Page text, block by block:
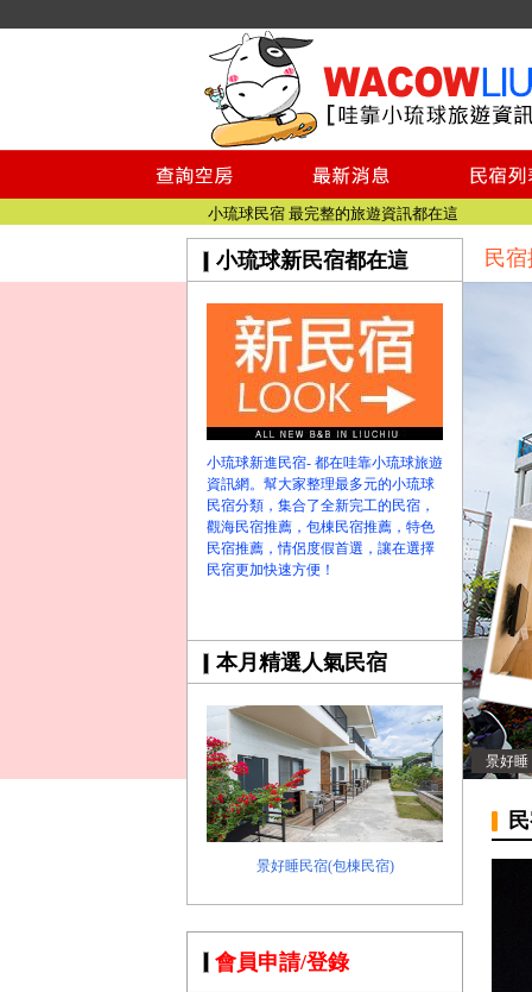
小琉球民宿空房
小琉球民宿
小琉球民宿推薦
【小琉球民宿特約】東港停車場!!看這邊
小琉球民宿 最完整的旅遊資訊都在這
【哇靠小琉球】新版官網熱情開站
【哇靠小琉球粉絲團】即時動態!!
小琉球民宿空房
小琉球民宿
小琉球民宿推薦
【小琉球民宿特約】東港停車場!!看這邊
小琉球民宿 最完整的旅遊資訊都在這
【哇靠小琉球】新版官網熱情開站
【哇靠小琉球粉絲團】即時動態!!
小琉球新民宿都在這
小琉球新進民宿- 都在哇靠小琉球旅遊
資訊網。幫大家整理最多元的小琉球
民宿分類，集合了全新完工的民宿，
觀海民宿推薦，包棟民宿推薦，特色
民宿推薦，情侶度假首選，讓在選擇
民宿更加快速方便！
本月精選人氣民宿
景好睡民宿(包棟民宿)
景好睡
民
會員申請/登錄